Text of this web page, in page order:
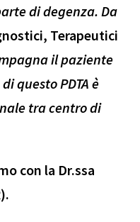
di degenza. Da
Terapeutici
il paziente
questo PDTA è
tra centro di
con la Dr.ssa